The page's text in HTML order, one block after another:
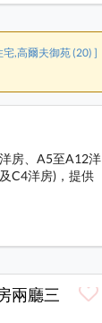
,高爾夫御苑 (20) ]
房、A5至A12洋
C4洋房)，提供
兩廳三